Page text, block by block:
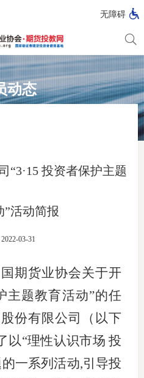
无障碍
媒体看
投教动
上市品
投教书
风险案
动态
“3·15 投资者保护主题
”活动简报
03-31
货业协会关于开
主题教育活动”的任
份有限公司（以下
以“理性认识市场 投
一系列活动,引导投